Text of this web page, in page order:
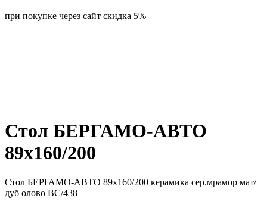
при покупке через сайт скидка 5%
Cтол БЕРГАМО-АВТО
89x160/200
Cтол БЕРГАМО-АВТО 89x160/200 керамика сер.мрамор мат/
дуб олово ВС/438